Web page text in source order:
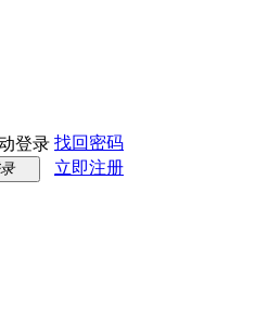
登录 找回密码
立即注册